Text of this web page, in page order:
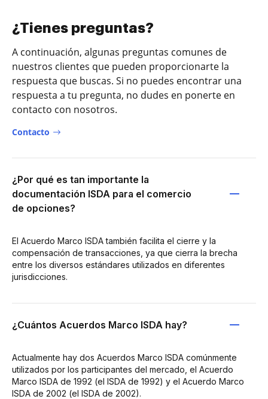
¿Tienes preguntas?
A continuación, algunas preguntas comunes de
nuestros clientes que pueden proporcionarte la
respuesta que buscas. Si no puedes encontrar una
respuesta a tu pregunta, no dudes en ponerte en
contacto con nosotros.
Contacto
¿Por qué es tan importante la
documentación ISDA para el comercio
de opciones?
El Acuerdo Marco ISDA también facilita el cierre y la
compensación de transacciones, ya que cierra la brecha
entre los diversos estándares utilizados en diferentes
jurisdicciones.
¿Cuántos Acuerdos Marco ISDA hay?
Actualmente hay dos Acuerdos Marco ISDA comúnmente
utilizados por los participantes del mercado, el Acuerdo
Marco ISDA de 1992 (el ISDA de 1992) y el Acuerdo Marco
ISDA de 2002 (el ISDA de 2002).